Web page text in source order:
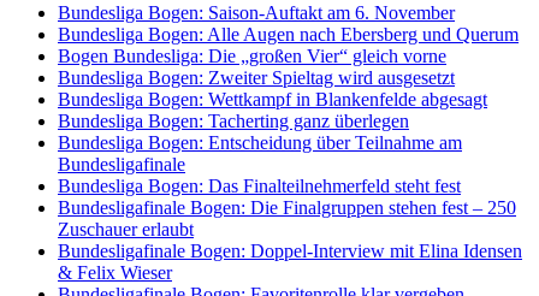
Bundesliga Bogen: Saison-Auftakt am 6. November
Bundesliga Bogen: Alle Augen nach Ebersberg und Querum
Bogen Bundesliga: Die „großen Vier“ gleich vorne
Bundesliga Bogen: Zweiter Spieltag wird ausgesetzt
Bundesliga Bogen: Wettkampf in Blankenfelde abgesagt
Bundesliga Bogen: Tacherting ganz überlegen
Bundesliga Bogen: Entscheidung über Teilnahme am
Bundesligafinale
Bundesliga Bogen: Das Finalteilnehmerfeld steht fest
Bundesligafinale Bogen: Die Finalgruppen stehen fest – 250
Zuschauer erlaubt
Bundesligafinale Bogen: Doppel-Interview mit Elina Idensen
& Felix Wieser